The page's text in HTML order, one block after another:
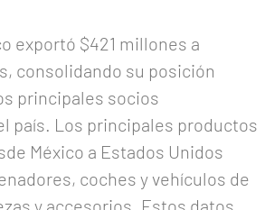
exportó $421 millones a
consolidando su posición
principales socios
país. Los principales productos
México a Estados Unidos
coches y vehículos de
y accesorios. Estos datos